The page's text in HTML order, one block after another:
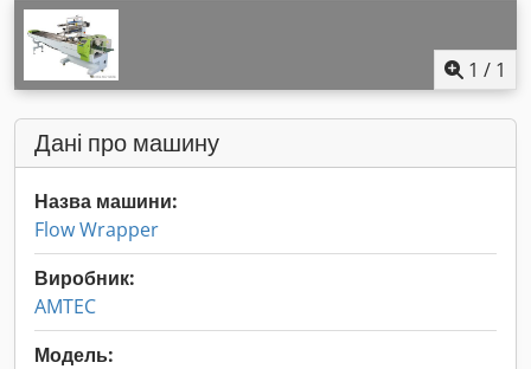
1 / 1
Дані про машину
Назва машини:
Flow Wrapper
Виробник:
AMTEC
Модель: